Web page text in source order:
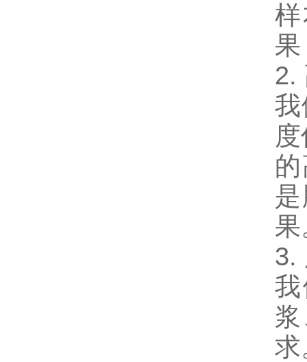
2.
果
3.
求